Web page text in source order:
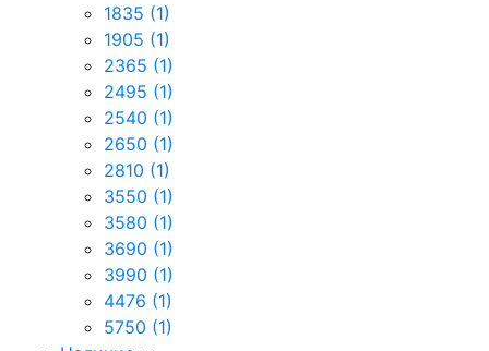
1835 (1)
1905 (1)
2365 (1)
2495 (1)
2540 (1)
2650 (1)
2810 (1)
3550 (1)
3580 (1)
3690 (1)
3990 (1)
4476 (1)
5750 (1)